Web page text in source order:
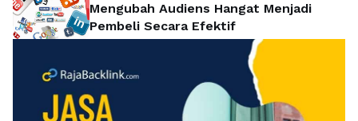
Mengubah Audiens Hangat Menjadi
Pembeli Secara Efektif